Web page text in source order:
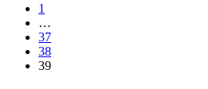
1
…
37
38
39